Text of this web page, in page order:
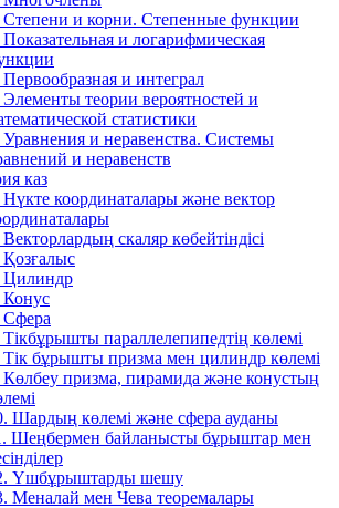
Степени и корни. Степенные функции
Показательная и логарифмическая
Первообразная и интеграл
Элементы теории вероятностей и
статистики
Уравнения и неравенства. Системы
и неравенств
каз
Нүкте координаталары және вектор
Векторлардың скаляр көбейтіндісі
Қозғалыс
Цилиндр
Конус
Сфера
Тікбұрышты параллелепипедтің көлемі
Тік бұрышты призма мен цилиндр көлемі
Көлбеу призма, пирамида және конустың
Шардың көлемі және сфера ауданы
Шеңбермен байланысты бұрыштар мен
Үшбұрыштарды шешу
Меналай мен Чева теоремалары